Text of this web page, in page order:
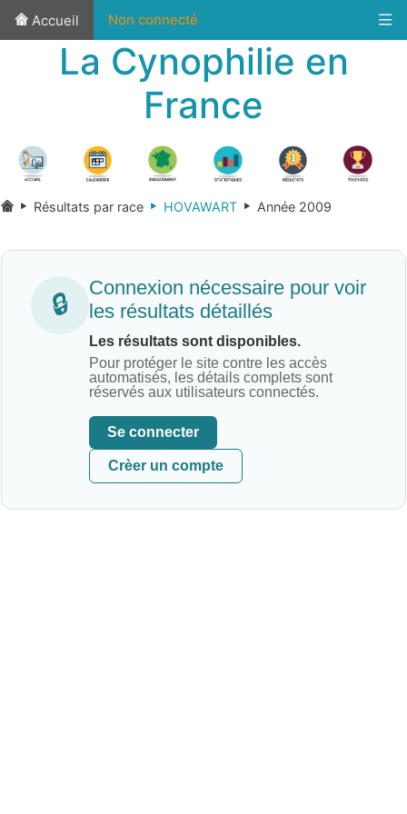
Accueil Non connecté
La Cynophilie en
France
Résultats par race HOVAWART Année 2009
🔒
Connexion nécessaire pour voir
les résultats détaillés
Les résultats sont disponibles.
Pour protéger le site contre les accès
automatisés, les détails complets sont
réservés aux utilisateurs connectés.
Se connecter
Crèer un compte